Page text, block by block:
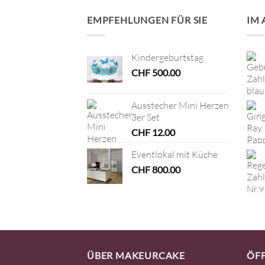
EMPFEHLUNGEN FÜR SIE
Kindergeburtstag
CHF500.00
Ausstecher Mini Herzen
3er Set
CHF12.00
Eventlokal mit Küche
CHF800.00
IM
ÜBER MAKEURCAKE